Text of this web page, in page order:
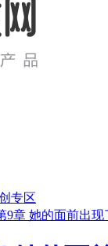
专区
9章 她的面前出现